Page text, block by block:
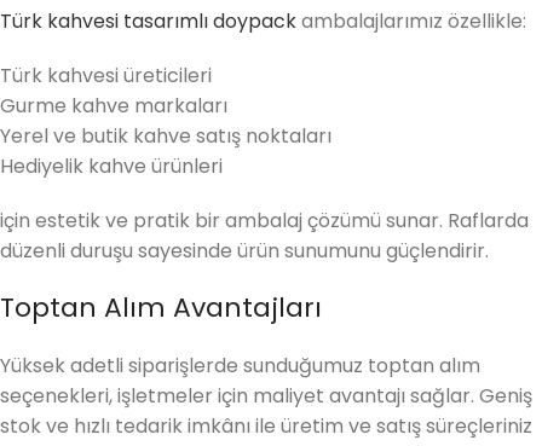
Türk kahvesi tasarımlı doypackambalajlarımız özellikle:
Türk kahvesi üreticileri
Gurme kahve markaları
Yerel ve butik kahve satış noktaları
Hediyelik kahve ürünleri
için estetik ve pratik bir ambalaj çözümü sunar. Raflarda
düzenli duruşu sayesinde ürün sunumunu güçlendirir.
Toptan Alım Avantajları
Yüksek adetli siparişlerde sunduğumuz toptan alım
seçenekleri, işletmeler için maliyet avantajı sağlar. Geniş
stok ve hızlı tedarik imkânı ile üretim ve satış süreçleriniz